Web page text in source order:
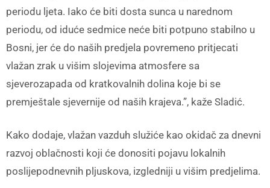
periodu ljeta. Iako će biti dosta sunca u narednom
periodu, od iduće sedmice neće biti potpuno stabilno u
Bosni, jer će do naših predjela povremeno pritjecati
vlažan zrak u višim slojevima atmosfere sa
sjeverozapada od kratkovalnih dolina koje bi se
premještale sjevernije od naših krajeva.”, kaže Sladić.
Kako dodaje, vlažan vazduh služiće kao okidač za dnevni
razvoj oblačnosti koji će donositi pojavu lokalnih
poslijepodnevnih pljuskova, izgledniji u višim predjelima.